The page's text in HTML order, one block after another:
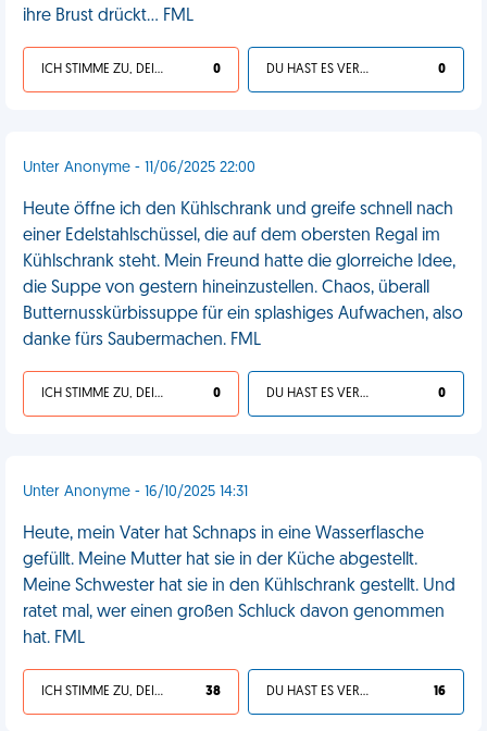
ihre Brust drückt... FML
ICH STIMME ZU, DEIN LEBEN IST SCHEISSE 0 DU HAST ES VERDIENT 0
Unter Anonyme - 11/06/2025 22:00
Heute öffne ich den Kühlschrank und greife schnell nach
einer Edelstahlschüssel, die auf dem obersten Regal im
Kühlschrank steht. Mein Freund hatte die glorreiche Idee,
die Suppe von gestern hineinzustellen. Chaos, überall
Butternusskürbissuppe für ein splashiges Aufwachen, also
danke fürs Saubermachen. FML
ICH STIMME ZU, DEIN LEBEN IST SCHEISSE 0 DU HAST ES VERDIENT 0
Unter Anonyme - 16/10/2025 14:31
Heute, mein Vater hat Schnaps in eine Wasserflasche
gefüllt. Meine Mutter hat sie in der Küche abgestellt.
Meine Schwester hat sie in den Kühlschrank gestellt. Und
ratet mal, wer einen großen Schluck davon genommen
hat. FML
ICH STIMME ZU, DEIN LEBEN IST SCHEISSE 38 DU HAST ES VERDIENT 16